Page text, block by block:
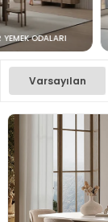
YEMEK ODALARI
Varsayılan